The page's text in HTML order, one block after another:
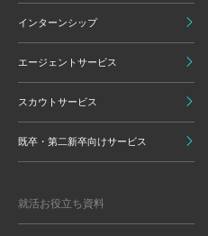
インターンシップ
エージェントサービス
スカウトサービス
既卒・第二新卒向けサービス
就活お役立ち資料